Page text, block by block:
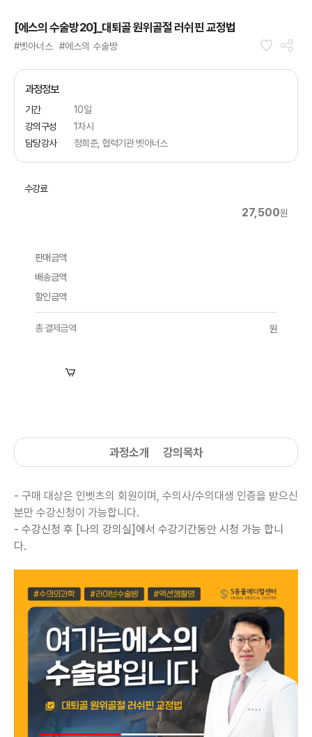
[에스의 수술방20]_대퇴골 원위골절 러쉬핀 교정법
#벳아너스 #에스의 수술방
과정정보
기간
10일
강의구성
1차시
담당강사
정희준, 협력기관 벳아너스
수강료
27,500원
판매금액
배송금액
할인금액
총 결제금액 원
과정소개 강의목차
- 구매 대상은 인벳츠의 회원이며, 수의사/수의대생 인증을 받으신
분만 수강신청이 가능합니다.
- 수강신청 후 [나의 강의실]에서 수강기간동안 시청 가능 합니
다.